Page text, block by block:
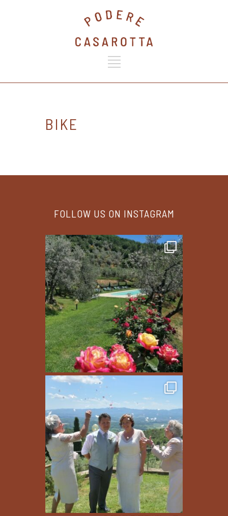
BIKE
FOLLOW US ON INSTAGRAM